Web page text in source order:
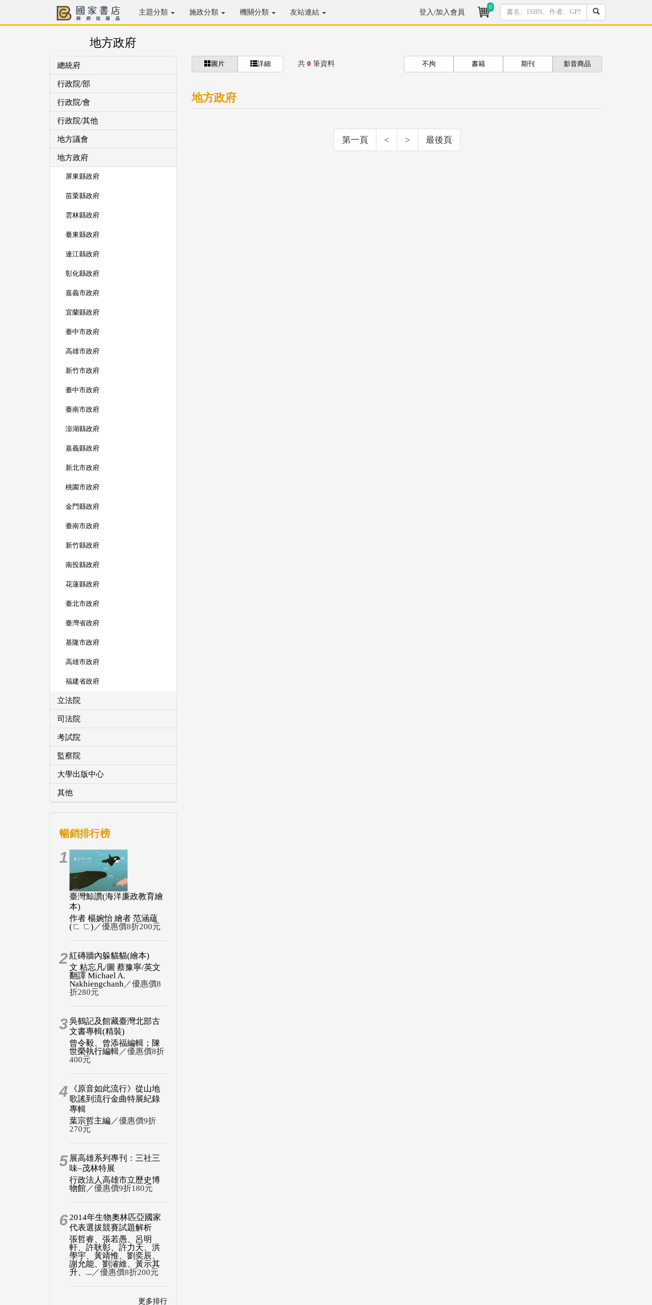
主題分類 施政分類 機關分類 友站連結 登入/加入會員
0
地方政府
總統府
行政院/部
行政院/會
行政院/其他
地方議會
地方政府
屏東縣政府
苗栗縣政府
雲林縣政府
臺東縣政府
連江縣政府
彰化縣政府
嘉義市政府
宜蘭縣政府
臺中市政府
高雄市政府
新竹市政府
臺中市政府
臺南市政府
澎湖縣政府
嘉義縣政府
新北市政府
桃園市政府
金門縣政府
臺南市政府
新竹縣政府
南投縣政府
花蓮縣政府
臺北市政府
臺灣省政府
基隆市政府
高雄市政府
福建省政府
立法院
司法院
考試院
監察院
大學出版中心
其他
暢銷排行榜
1
臺灣鯨讚(海洋廉政教育繪
本)
作者 楊婉怡 繪者 范涵蘊
(ㄈ ㄈ) ／優惠價8折200元
2紅磚牆內躲貓貓(繪本)
文 粘忘凡/圖 蔡豫寧/英文
翻譯 Michael A.
Nakhiengchanh／優惠價8
折280元
3吳鶴記及館藏臺灣北部古
文書專輯(精裝)
曾令毅、曾添福編輯；陳
世榮執行編輯／優惠價8折
400元
4
《原音如此流行》從山地
歌謠到流行金曲特展紀錄
專輯
葉宗哲主編 ／優惠價9折
270元
5 展高雄系列專刊：三社三
味–茂林特展
行政法人高雄市立歷史博
物館／優惠價9折180元
62014年生物奧林匹亞國家
代表選拔競賽試題解析
張哲睿、張若愚、呂明
軒、許耿彰、許力天、洪
學宇、黃靖惟、劉奕辰、
謝允能、劉濬維、黃示其
升、... ／優惠價8折200元
更多排行
圖片 詳細 共 0 筆資料 不拘 書籍 期刊 影音商品
地方政府
第一頁 < > 最後頁